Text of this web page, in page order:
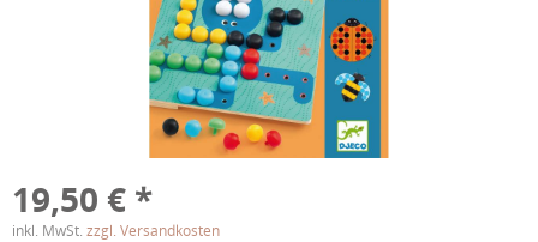
19,50 € *
inkl. MwSt. zzgl. Versandkosten